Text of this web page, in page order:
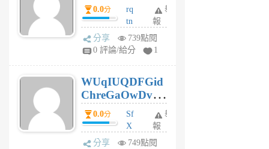
0.0分
rq
tn
jt
gl
個
月
前
舉
報
分享
739點閱
0 評論/給分
1
WUqIUQDFGid
ChreGaOwDv
dY0.0分
Sf
X
Pe
舉
報
分享
749點閱